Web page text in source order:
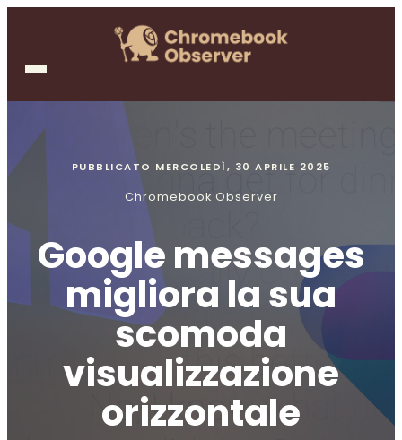
PUBBLICATO MERCOLEDÌ, 30 APRILE 2025
Chromebook Observer
Google messages
migliora la sua
scomoda
visualizzazione
orizzontale